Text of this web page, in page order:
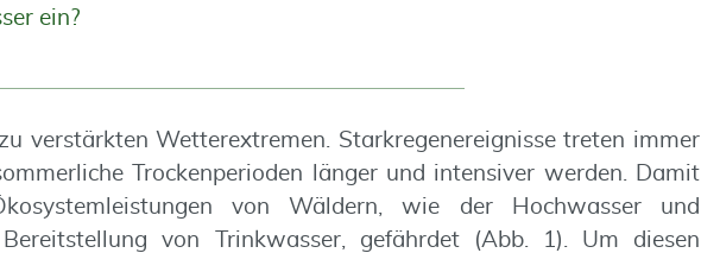
ein?
verstärkten Wetterextremen. Starkregenereignisse treten immer
Trockenperioden länger und intensiver werden. Damit
von Wäldern, wie der Hochwasser und
von Trinkwasser, gefährdet (Abb. 1). Um diesen